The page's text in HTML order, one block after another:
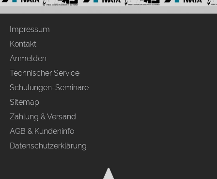
Impressum
Kontakt
Anmelden
Technischer Service
Schulungen-Seminare
Sitemap
Zahlung & Versand
AGB & Kundeninfo
Datenschutzerklärung